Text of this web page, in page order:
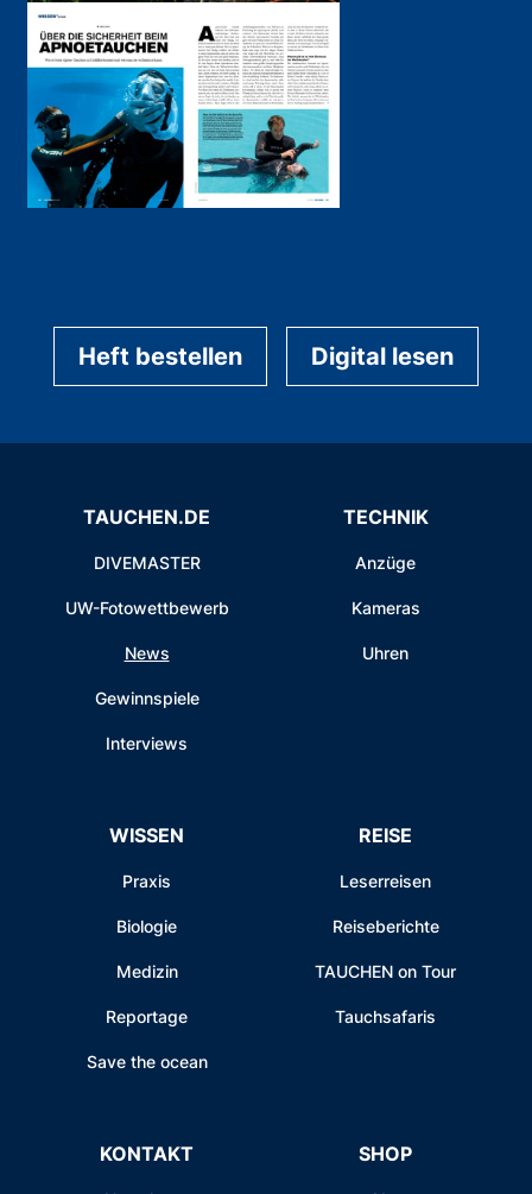
Heft bestellen Digital lesen
TAUCHEN.DE
DIVEMASTER
UW-Fotowettbewerb
News
Gewinnspiele
Interviews
TECHNIK
Anzüge
Kameras
Uhren
WISSEN
Praxis
Biologie
Medizin
Reportage
Save the ocean
REISE
Leserreisen
Reiseberichte
TAUCHEN on Tour
Tauchsafaris
KONTAKT SHOP